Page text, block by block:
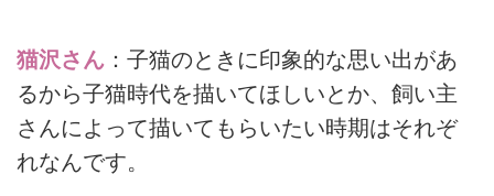
猫沢さん ：子猫のときに印象的な思い出があ
るから子猫時代を描いてほしいとか、飼い主
さんによって描いてもらいたい時期はそれぞ
れなんです。